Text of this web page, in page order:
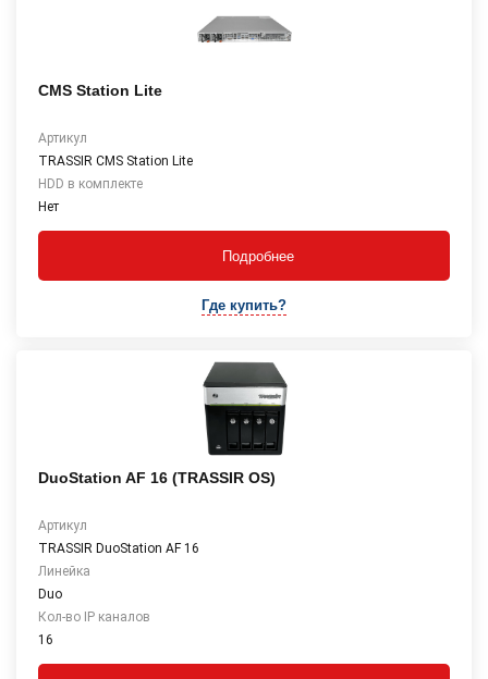
CMS Station Lite
Артикул
TRASSIR CMS Station Lite
HDD в комплекте
Нет
Подробнее
Где купить?
DuoStation AF 16 (TRASSIR OS)
Артикул
TRASSIR DuoStation AF 16
Линейка
Duo
Кол-во IP каналов
16